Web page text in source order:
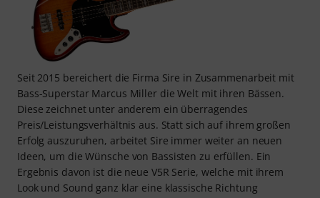
Seit 2015 bereichert die Firma Sire in Zusammenarbeit mit
Bass-Superstar Marcus Miller die Welt mit ihren Bässen.
Diese zeichnet unter anderem ein überragendes
Preis/Leistungsverhältnis aus. Statt sich auf ihrem großen
Erfolg auszuruhen, arbeitet Sire immer weiter an neuen
Ideen, um die Wünsche von Bassisten zu erfüllen. Ein
Ergebnis davon ist die neue V5R Serie, welche mit ihrem
Look und Sound ganz klar eine klassische Richtung